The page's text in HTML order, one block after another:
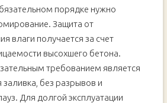
порядке нужно
Защита от
влаги получается за счет
высохшего бетона.
требованием является
без разрывов и
Для долгой эксплуатации